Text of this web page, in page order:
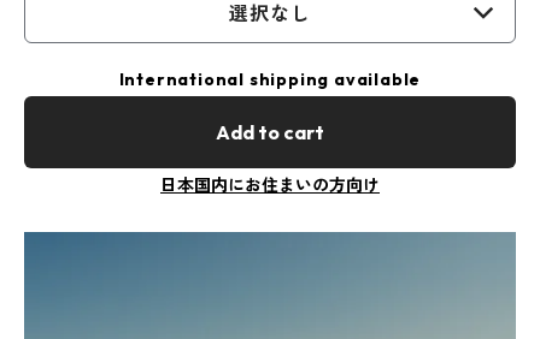
選択なし
International shipping available
Add to cart
日本国内にお住まいの方向け